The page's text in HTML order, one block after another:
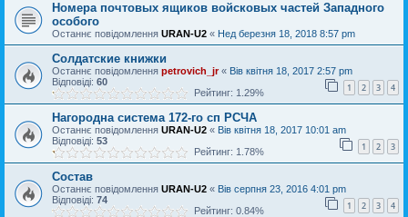
Номера почтовых ящиков войсковых частей Западного
особого
Останнє повідомлення URAN-U2 « Нед березня 18, 2018 8:57 pm
Солдатские книжки
Останнє повідомлення petrovich_jr« Вів квітня 18, 2017 2:57 pm
Відповіді: 60 1 2 3 4
Рейтинг: 1.29%
Нагородна система 172-го сп РСЧА
Останнє повідомлення URAN-U2 « Вів квітня 18, 2017 10:01 am
Відповіді: 53 1 2 3
Рейтинг: 1.78%
Состав
Останнє повідомлення URAN-U2 « Вів серпня 23, 2016 4:01 pm
Відповіді: 74 1 2 3 4
Рейтинг: 0.84%